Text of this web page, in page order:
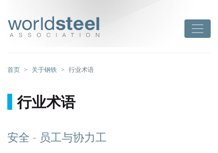
首页 关于钢铁 行业术语
行业术语
安全 - 员工与协力工